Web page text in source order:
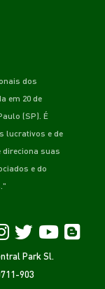
dos
em 20 de
(SP). É
lucrativos e de
direciona suas
e do
Park Sl.
903